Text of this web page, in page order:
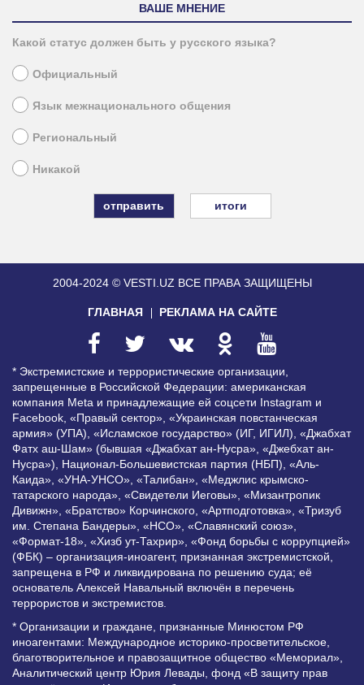
ВАШЕ МНЕНИЕ
Какой статус должен быть у русского языка?
Официальный
Язык межнационального общения
Региональный
Никакой
итоги
2004-2024 © VESTI.UZ ВСЕ ПРАВА ЗАЩИЩЕНЫ
ГЛАВНАЯ РЕКЛАМА НА САЙТЕ
* Экстремистские и террористические организации,
запрещенные в Российской Федерации: американская
компания Meta и принадлежащие ей соцсети Instagram и
Facebook, «Правый сектор», «Украинская повстанческая
армия» (УПА), «Исламское государство» (ИГ, ИГИЛ), «Джабхат
Фатх аш-Шам» (бывшая «Джабхат ан-Нусра», «Джебхат ан-
Нусра»), Национал-Большевистская партия (НБП), «Аль-
Каида», «УНА-УНСО», «Талибан», «Меджлис крымско-
татарского народа», «Свидетели Иеговы», «Мизантропик
Дивижн», «Братство» Корчинского, «Артподготовка», «Тризуб
им. Степана Бандеры», «НСО», «Славянский союз»,
«Формат-18», «Хизб ут-Тахрир», «Фонд борьбы с коррупцией»
(ФБК) – организация-иноагент, признанная экстремистской,
запрещена в РФ и ликвидирована по решению суда; её
основатель Алексей Навальный включён в перечень
террористов и экстремистов.
* Организации и граждане, признанные Минюстом РФ
иноагентами: Международное историко-просветительское,
благотворительное и правозащитное общество «Мемориал»,
Аналитический центр Юрия Левады, фонд «В защиту прав